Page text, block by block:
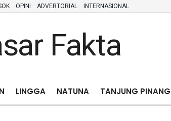
OPINI ADVERTORIAL INTERNASIONAL
LINGGA NATUNA TANJUNG PINANG